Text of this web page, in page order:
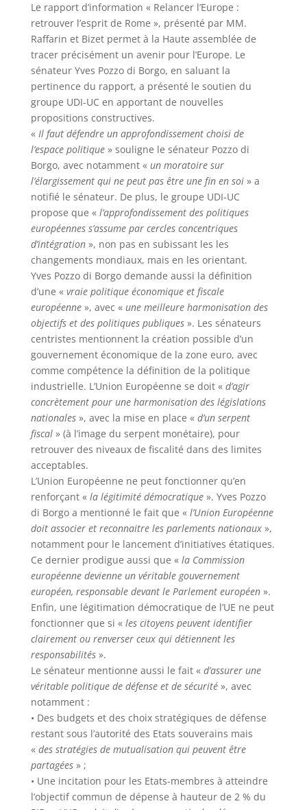
Le rapport d’information « Relancer l’Europe :
retrouver l’esprit de Rome », présenté par MM.
Raffarin et Bizet permet à la Haute assemblée de
tracer précisément un avenir pour l’Europe. Le
sénateur Yves Pozzo di Borgo, en saluant la
pertinence du rapport, a présenté le soutien du
groupe UDI-UC en apportant de nouvelles
propositions constructives.
«Il faut défendre un approfondissement choisi de
l’espace politique» souligne le sénateur Pozzo di
Borgo, avec notamment « un moratoire sur
l’élargissement qui ne peut pas être une fin en soi » a
notifié le sénateur. De plus, le groupe UDI-UC
propose que «l’approfondissement des politiques
européennes s’assume par cercles concentriques
d’intégration», non pas en subissant les les
changements mondiaux, mais en les orientant.
Yves Pozzo di Borgo demande aussi la définition
d’une « vraie politique économique et fiscale
européenne », avec « une meilleure harmonisation des
objectifs et des politiques publiques ». Les sénateurs
centristes mentionnent la création possible d’un
gouvernement économique de la zone euro, avec
comme compétence la définition de la politique
industrielle. L’Union Européenne se doit « d’agir
concrètement pour une harmonisation des législations
nationales», avec la mise en place « d’un serpent
fiscal» (à l’image du serpent monétaire), pour
retrouver des niveaux de fiscalité dans des limites
acceptables.
L’Union Européenne ne peut fonctionner qu’en
renforçant « la légitimité démocratique». Yves Pozzo
di Borgo a mentionné le fait que « l’Union Européenne
doit associer et reconnaitre les parlements nationaux»,
notamment pour le lancement d’initiatives étatiques.
Ce dernier prodigue aussi que « la Commission
européenne devienne un véritable gouvernement
européen, responsable devant le Parlement européen ».
Enfin, une légitimation démocratique de l’UE ne peut
fonctionner que si «les citoyens peuvent identifier
clairement ou renverser ceux qui détiennent les
responsabilités».
Le sénateur mentionne aussi le fait « d’assurer une
véritable politique de défense et de sécurité», avec
notamment :
• Des budgets et des choix stratégiques de défense
restant sous l’autorité des Etats souverains mais
« des stratégies de mutualisation qui peuvent être
partagées» ;
• Une incitation pour les Etats-membres à atteindre
l’objectif commun de dépense à hauteur de 2 % du